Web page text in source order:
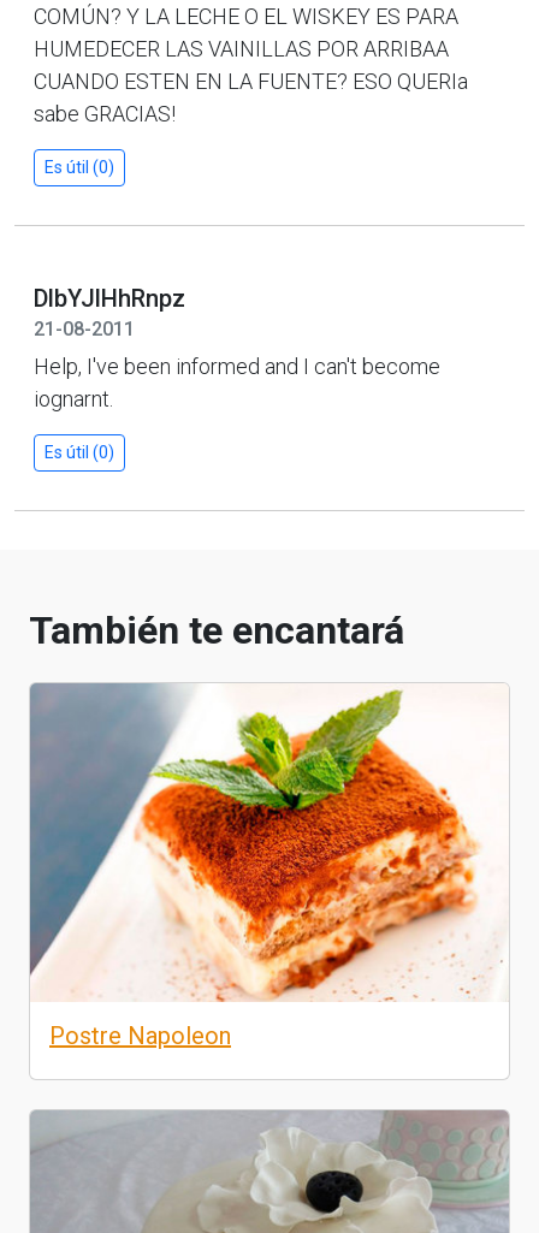
COMÚN? Y LA LECHE O EL WISKEY ES PARA
HUMEDECER LAS VAINILLAS POR ARRIBAA
CUANDO ESTEN EN LA FUENTE? ESO QUERIa
sabe GRACIAS!
Es útil (0)
DlbYJlHhRnpz
21-08-2011
Help, I've been informed and I can't become
iognarnt.
Es útil (0)
También te encantará
Postre Napoleon